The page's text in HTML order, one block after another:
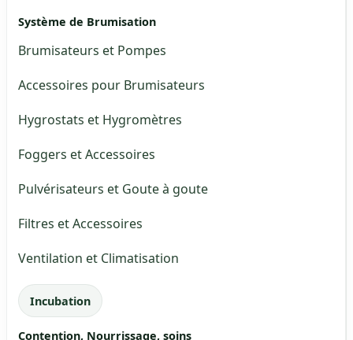
Système de Brumisation
Brumisateurs et Pompes
Accessoires pour Brumisateurs
Hygrostats et Hygromètres
Foggers et Accessoires
Pulvérisateurs et Goute à goute
Filtres et Accessoires
Ventilation et Climatisation
Incubation
Contention, Nourrissage, soins